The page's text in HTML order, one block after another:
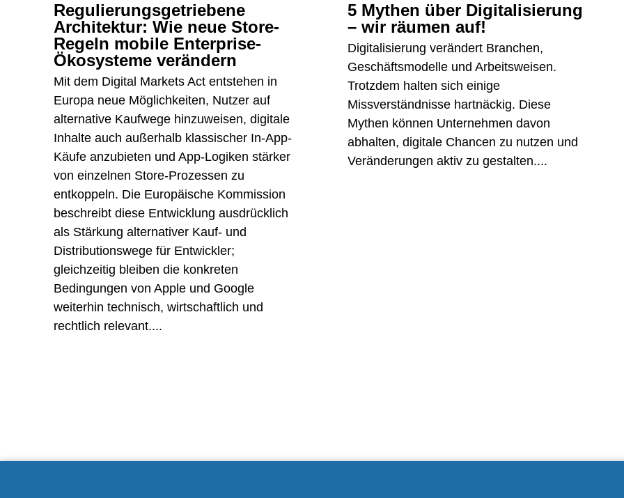
Regulierungsgetriebene
Architektur: Wie neue Store-
Regeln mobile Enterprise-
Ökosysteme verändern
Mit dem Digital Markets Act entstehen in
Europa neue Möglichkeiten, Nutzer auf
alternative Kaufwege hinzuweisen, digitale
Inhalte auch außerhalb klassischer In-App-
Käufe anzubieten und App-Logiken stärker
von einzelnen Store-Prozessen zu
entkoppeln. Die Europäische Kommission
beschreibt diese Entwicklung ausdrücklich
als Stärkung alternativer Kauf- und
Distributionswege für Entwickler;
gleichzeitig bleiben die konkreten
Bedingungen von Apple und Google
weiterhin technisch, wirtschaftlich und
rechtlich relevant....
5 Mythen über Digitalisierung
– wir räumen auf!
Digitalisierung verändert Branchen,
Geschäftsmodelle und Arbeitsweisen.
Trotzdem halten sich einige
Missverständnisse hartnäckig. Diese
Mythen können Unternehmen davon
abhalten, digitale Chancen zu nutzen und
Veränderungen aktiv zu gestalten....